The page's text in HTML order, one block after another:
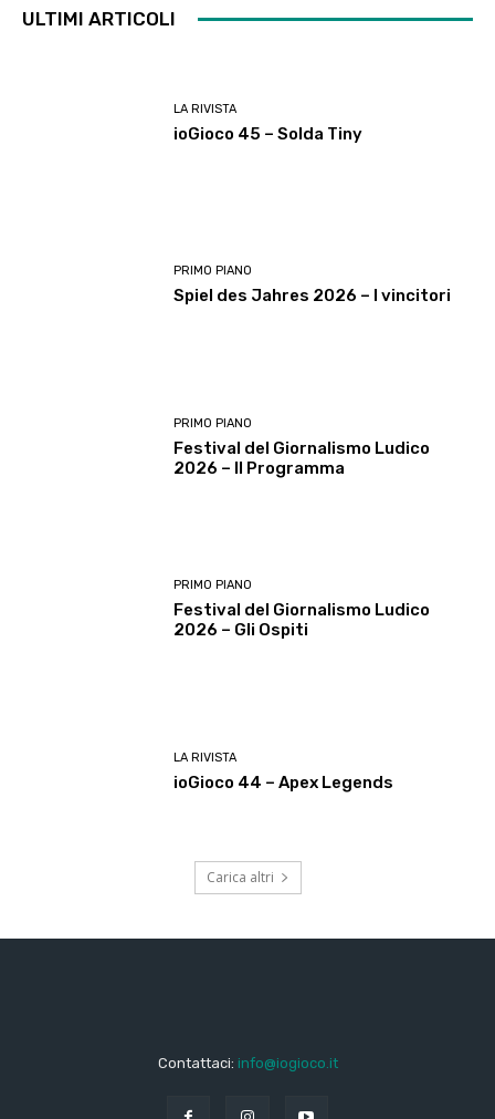
ULTIMI ARTICOLI
LA RIVISTA
ioGioco 45 – Solda Tiny
PRIMO PIANO
Spiel des Jahres 2026 – I vincitori
PRIMO PIANO
Festival del Giornalismo Ludico
2026 – Il Programma
PRIMO PIANO
Festival del Giornalismo Ludico
2026 – Gli Ospiti
LA RIVISTA
ioGioco 44 – Apex Legends
Carica altri
Contattaci: info@iogioco.it